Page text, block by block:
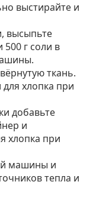
выстирайте и
высыпьте
г соли в
ткань.
хлопка при
добавьте
и
хлопка при
машины и
тепла и